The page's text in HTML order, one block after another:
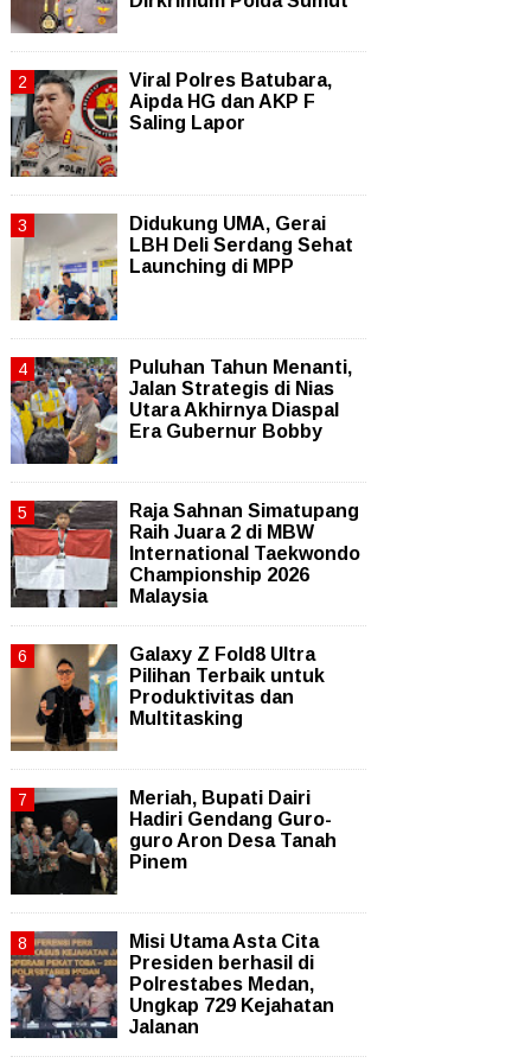
Viral Polres Batubara,
Aipda HG dan AKP F
Saling Lapor
Didukung UMA, Gerai
LBH Deli Serdang Sehat
Launching di MPP
Puluhan Tahun Menanti,
Jalan Strategis di Nias
Utara Akhirnya Diaspal
Era Gubernur Bobby
Raja Sahnan Simatupang
Raih Juara 2 di MBW
International Taekwondo
Championship 2026
Malaysia
Galaxy Z Fold8 Ultra
Pilihan Terbaik untuk
Produktivitas dan
Multitasking
Meriah, Bupati Dairi
Hadiri Gendang Guro-
guro Aron Desa Tanah
Pinem
Misi Utama Asta Cita
Presiden berhasil di
Polrestabes Medan,
Ungkap 729 Kejahatan
Jalanan